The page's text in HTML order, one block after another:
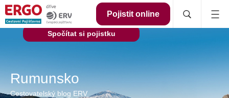
Pojistit online
Rumunsko
Cestovatelský blog ERV
Spočítat si pojistku